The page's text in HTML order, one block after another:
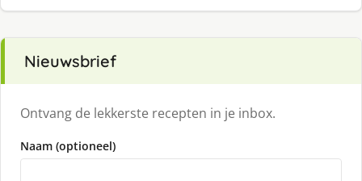
Nieuwsbrief
Ontvang de lekkerste recepten in je inbox.
Naam (optioneel)